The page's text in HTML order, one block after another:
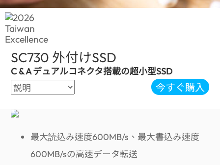
SC730 外付けSSD
C & A デュアルコネクタ搭載の超小型SSD
今すぐ購入
最大読込み速度600MB/s、最大書込み速度
600MB/sの高速データ転送